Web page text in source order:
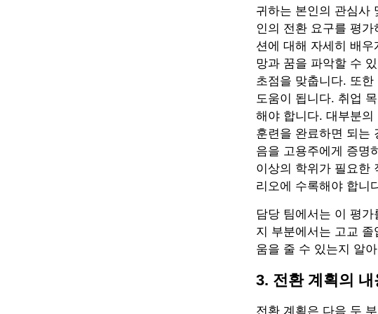
귀하는 본인의 관심사
인의 전환 요구를 평
션에 대해 자세히 배
망과 꿈을 파악할 수
초점을 맞춥니다. 또
도움이 됩니다. 취업
해야 합니다. 대부분
훈련을 완료하면 되는
음을 고용주에게 증명
이상의 학위가 필요한
리오에 수록해야 합니
담당 팀에서는 이 평
지 부분에서는 고교
움을 줄 수 있는지 알
3. 전환 계획의 내
전환 계획은 다음 두